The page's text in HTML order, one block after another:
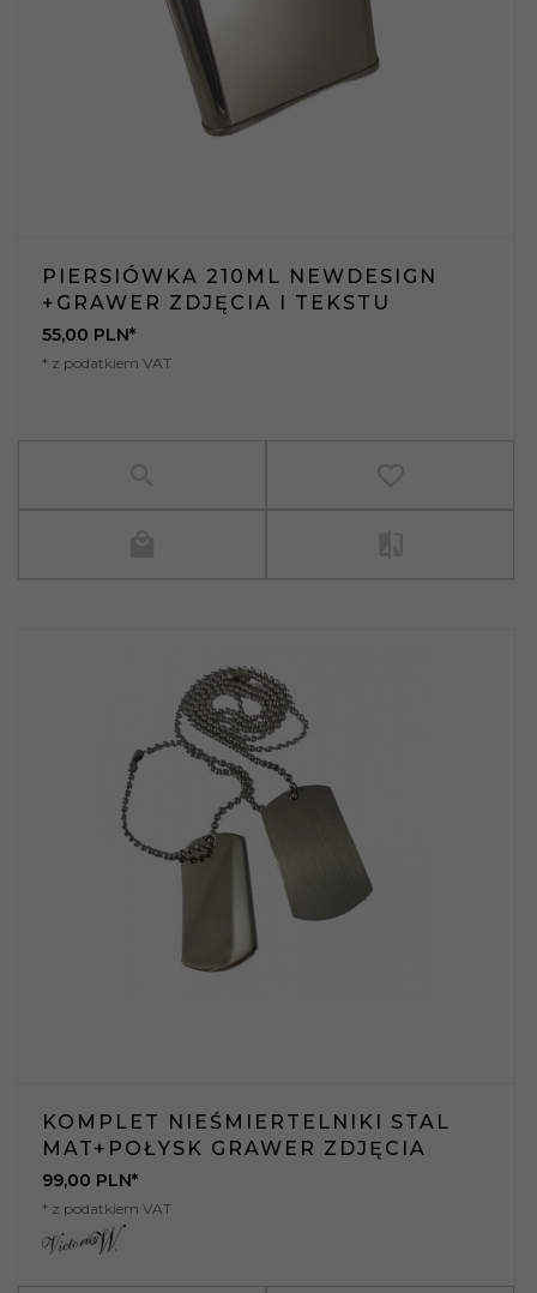
PIERSIÓWKA 210ML NEWDESIGN
+GRAWER ZDJĘCIA I TEKSTU
55,00 PLN*
* z podatkiem VAT
KOMPLET NIEŚMIERTELNIKI STAL
MAT+POŁYSK GRAWER ZDJĘCIA
99,00 PLN*
* z podatkiem VAT